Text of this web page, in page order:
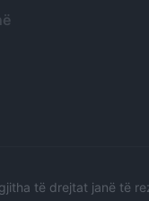
të drejtat janë të